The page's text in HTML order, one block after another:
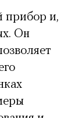
прибор и,
Он